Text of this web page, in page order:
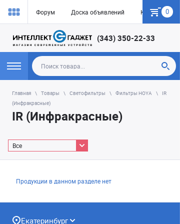
Форум Доска объявлений Как купить
0
(343) 350-22-33
Главная Товары Светофильтры Фильтры HOYA
IR
(Инфракрасные)
IR (Инфракрасные)
Все
Продукции в данном разделе нет
Екатеринбург